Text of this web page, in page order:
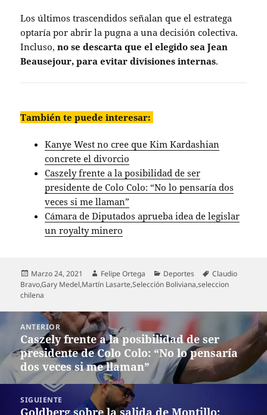
Los últimos trascendidos señalan que el estratega
optaría por abrir la pugna a una decisión colectiva.
Incluso,no se descarta que el elegido sea Jean
Beausejour, para evitar divisiones internas.
También te puede interesar:
Kanye West no cree que Kim Kardashian
concrete el divorcio
Caszely frente a la posibilidad de ser
presidente de Colo Colo: “No lo pensaría dos
veces si me llaman”
Cámara de Diputados aprueba idea de legislar
un royalty minero
Publicado
el
Marzo 24, 2021 Autor
Felipe Ortega Categorías
Deportes Etiquetas
Claudio
Bravo,Gary Medel,Martín Lasarte,Selección Boliviana,seleccion
chilena
Navegación
entradas
ANTERIOR
Entrada
anterior:
Caszely frente a la posibilidad de ser
presidente de Colo Colo: “No lo pensaría
dos veces si me llaman”
SIGUIENTE
Entrada
Goldberg sobre la salida de Montillo: